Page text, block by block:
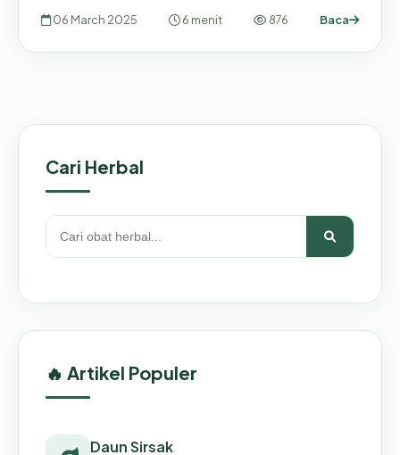
06 March 2025 6 menit 876 Baca
Cari Herbal
🔥 Artikel Populer
Daun Sirsak